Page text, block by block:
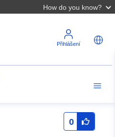
How do you know?
Přihlášení
0